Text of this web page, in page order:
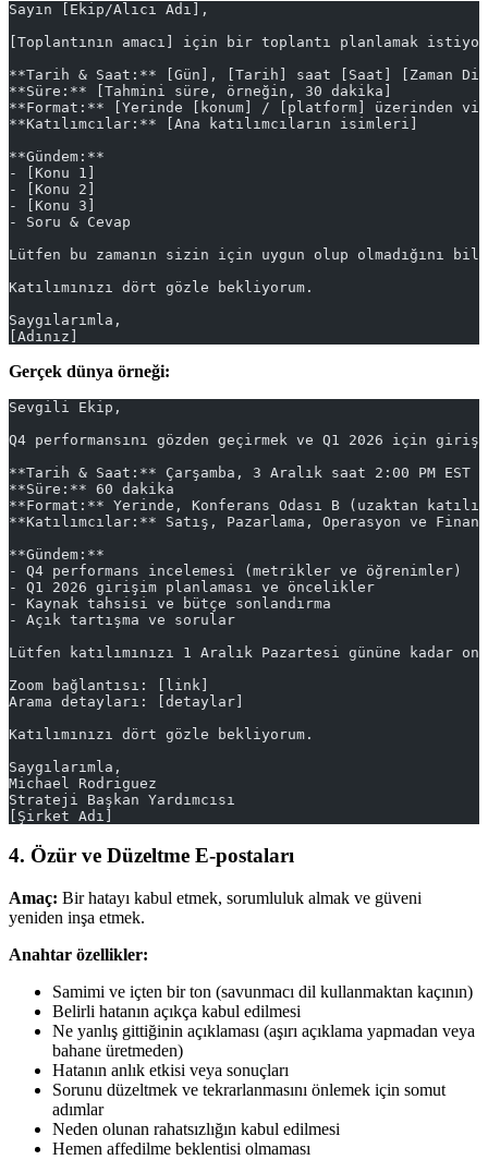
Sayın [Ekip/Alıcı Adı],
[Toplantının amacı] için bir toplantı planlamak
**Tarih & Saat:** [Gün], [Tarih] saat [Saat] [Zaman
**Süre:** [Tahmini süre, örneğin, 30 dakika]
**Format:** [Yerinde [konum] / [platform] üzerinden
**Katılımcılar:** [Ana katılımcıların isimleri]
**Gündem:**
- [Konu 1]
- [Konu 2]
- [Konu 3]
- Soru & Cevap
Lütfen bu zamanın sizin için uygun olup
Katılımınızı dört gözle bekliyorum.
Saygılarımla,
[Adınız]
Gerçek dünya örneği:
Sevgili Ekip,
Q4 performansını gözden geçirmek ve Q1 2026 için
**Tarih & Saat:** Çarşamba, 3 Aralık saat 2:00 PM EST
**Süre:** 60 dakika
**Format:** Yerinde, Konferans Odası B (uzaktan
**Katılımcılar:** Satış, Pazarlama, Operasyon ve
**Gündem:**
- Q4 performans incelemesi (metrikler ve öğrenimler)
- Q1 2026 girişim planlaması ve öncelikler
- Kaynak tahsisi ve bütçe sonlandırma
- Açık tartışma ve sorular
Lütfen katılımınızı 1 Aralık Pazartesi gününe kadar
Zoom bağlantısı: [link]
Arama detayları: [detaylar]
Katılımınızı dört gözle bekliyorum.
Saygılarımla,
Michael Rodriguez
Strateji Başkan Yardımcısı
[Şirket Adı]
4. Özür ve Düzeltme E-postaları
Amaç: Bir hatayı kabul etmek, sorumluluk almak ve güveni
yeniden inşa etmek.
Anahtar özellikler:
Samimi ve içten bir ton (savunmacı dil kullanmaktan kaçının)
Belirli hatanın açıkça kabul edilmesi
Ne yanlış gittiğinin açıklaması (aşırı açıklama yapmadan veya
bahane üretmeden)
Hatanın anlık etkisi veya sonuçları
Sorunu düzeltmek ve tekrarlanmasını önlemek için somut
adımlar
Neden olunan rahatsızlığın kabul edilmesi
Hemen affedilme beklentisi olmaması